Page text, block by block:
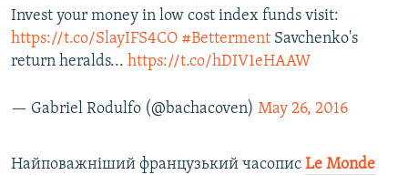
Invest your money in low cost index funds visit:
https://t.co/SlayIFS4CO #Betterment Savchenko's
return heralds... https://t.co/hDIV1eHAAW
— Gabriel Rodulfo (@bachacoven) May 26, 2016
Найповажніший французький часопис Le Monde